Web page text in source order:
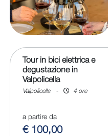
Tour in bici elettrica e
degustazione in
Valpolicella
Valpolicella - 4 ore
a partire da
€ 100,00